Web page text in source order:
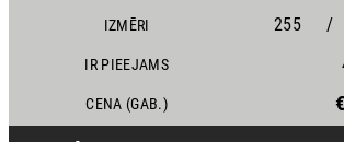
IZMĒRI 255 /
IR PIEEJAMS
CENA (GAB.)